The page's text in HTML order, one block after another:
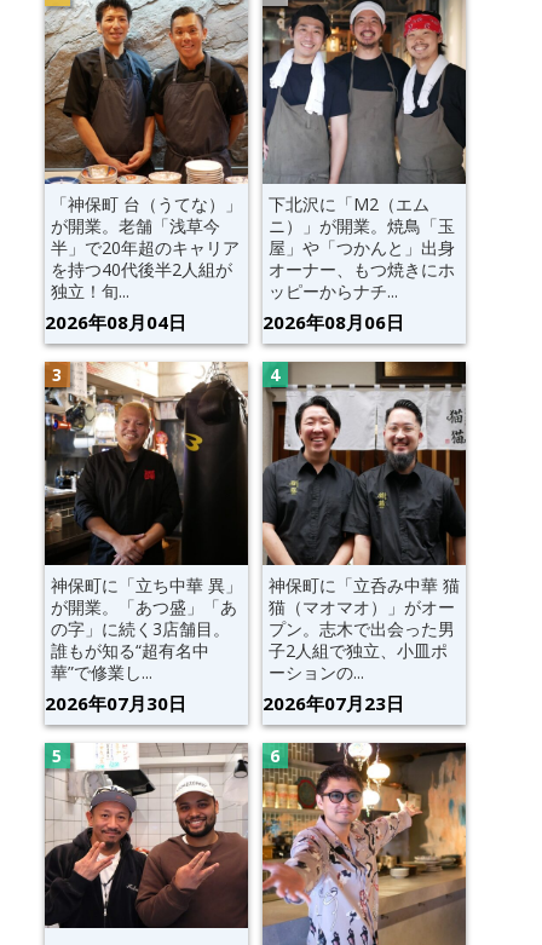
「神保町 台（うてな）」
が開業。老舗「浅草今
半」で20年超のキャリア
を持つ40代後半2人組が
独立！旬...
2026年08月04日
下北沢に「M2（エム
ニ）」が開業。焼鳥「玉
屋」や「つかんと」出身
オーナー、もつ焼きにホ
ッピーからナチ...
2026年08月06日
神保町に「立ち中華 異」
が開業。「あつ盛」「あ
の字」に続く3店舗目。
誰もが知る“超有名中
華”で修業し...
2026年07月30日
神保町に「立呑み中華 猫
猫（マオマオ）」がオー
プン。志木で出会った男
子2人組で独立、小皿ポ
ーションの...
2026年07月23日